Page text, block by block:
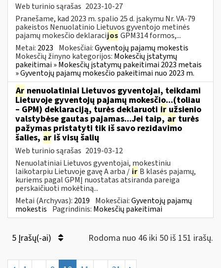
Web turinio sąrašas 2023-10-27
Pranešame, kad 2023 m. spalio 25 d. įsakymu Nr. VA-79
pakeistos Nenuolatinio Lietuvos gyventojo metinės
pajamų mokesčio deklaracijos GPM314 formos,...
Metai: 2023 Mokesčiai:Gyventojų pajamų mokestis
Mokesčių žinyno kategorijos: Mokesčių įstatymų
pakeitimai » Mokesčių įstatymų pakeitimai 2023 metais
» Gyventojų pajamų mokesčio pakeitimai nuo 2023 m.
Ar nenuolatiniai Lietuvos gyventojai, teikdami
Lietuvoje gyventojų pajamų mokesčio...(toliau
– GPM) deklaraciją, turės deklaruoti ir užsienio
valstybėse gautas pajamas...Jei taip,ar turės
pažymas pristatyti tik iš savo rezidavimo
šalies, ar iš visų šalių
Web turinio sąrašas 2019-03-12
Nenuolatiniai Lietuvos gyventojai, mokestiniu
laikotarpiu Lietuvoje gavę A arba / ir B klasės pajamų,
kuriems pagal GPMĮ nuostatas atsiranda pareiga
perskaičiuoti mokėtiną...
Metai (Archyvas): 2019 Mokesčiai:Gyventojų pajamų
mokestis Pagrindinis: Mokesčių pakeitimai
5 Įrašų(-ai) Rodoma nuo 46 iki 50 iš 151 irašų.